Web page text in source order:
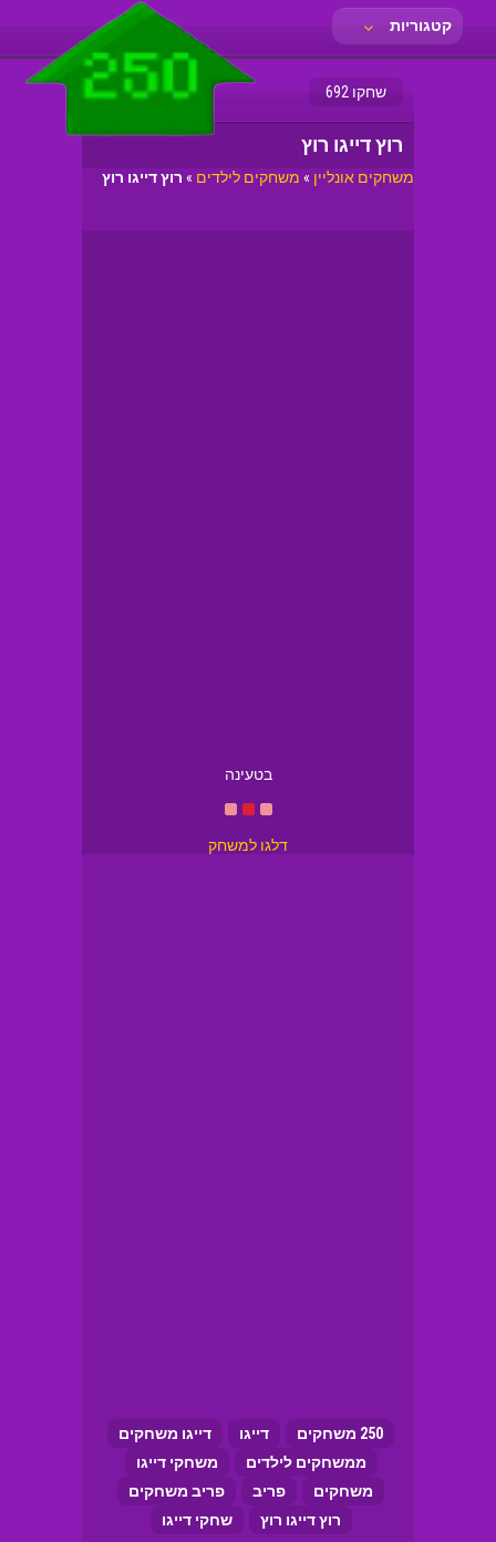
קטגוריות
שחקו 692
רוץ דייגו רוץ
משחקים אונליין » משחקים לילדים » רוץ דייגו רוץ
בטעינה
דלגו למשחק
250 משחקים דייגו
דייגו משחקים
ממשחקים לילדים
משחקי דייגו
משחקים
פריב
פריב משחקים
רוץ דייגו רוץ
שחקי דייגו